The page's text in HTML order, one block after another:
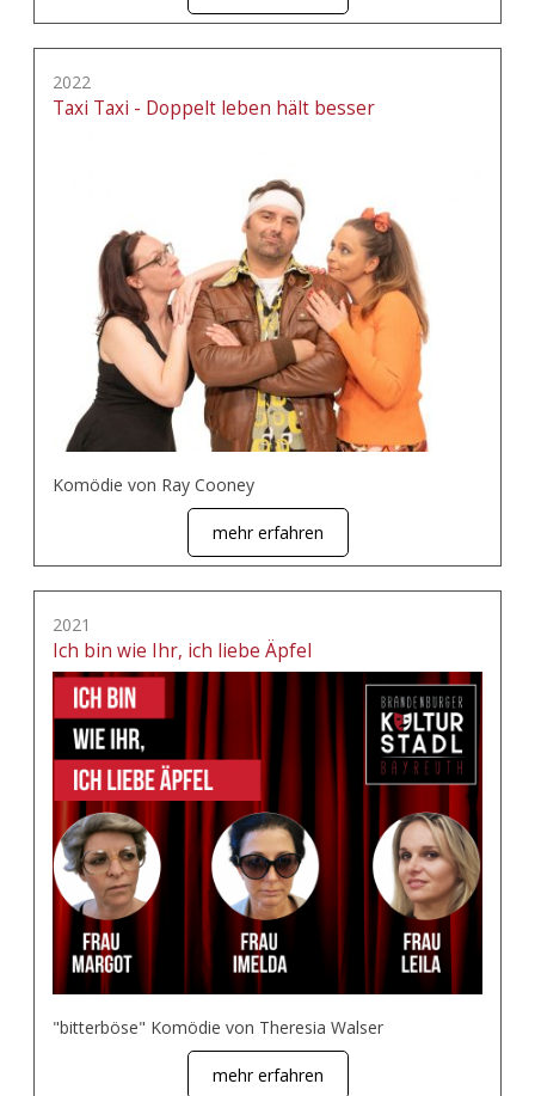
2022
Taxi Taxi - Doppelt leben hält besser
Komödie von Ray Cooney
mehr erfahren
2021
Ich bin wie Ihr, ich liebe Äpfel
"bitterböse" Komödie von Theresia Walser
mehr erfahren